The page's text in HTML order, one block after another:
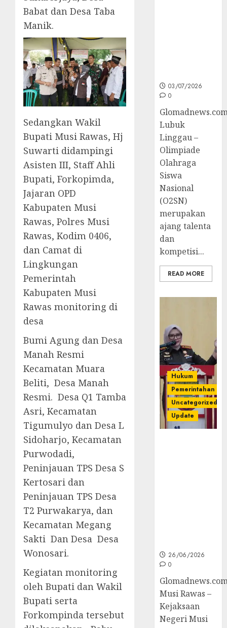
Babat dan Desa Taba
Manik.
Sedangkan Wakil
Bupati Musi Rawas, Hj
Suwarti didampingi
Asisten III, Staff Ahli
Bupati, Forkopimda,
Jajaran OPD
Kabupaten Musi
Rawas, Polres Musi
Rawas, Kodim 0406,
dan Camat di
Lingkungan
Pemerintah
Kabupaten Musi
Rawas monitoring di
desa
Bumi Agung dan Desa
Manah Resmi
Kecamatan Muara
Beliti, Desa Manah
Resmi. Desa Q1 Tamba
Asri, Kecamatan
Tigumulyo dan Desa L
Sidoharjo, Kecamatan
Purwodadi,
Peninjauan TPS Desa S
Kertosari dan
Peninjauan TPS Desa
T2 Purwakarya, dan
Kecamatan Megang
Sakti Dan Desa Desa
Wonosari.
Kegiatan monitoring
oleh Bupati dan Wakil
Bupati serta
Forkompinda tersebut
03/07/2026
0
Lubuk
Linggau –
Olimpiade
Olahraga
Siswa
Nasional
(O2SN)
merupakan
ajang talenta
dan
kompetisi...
READ MORE
Hukum
Pemerintahan
Uncategorized
Update
26/06/2026
0
Musi Rawas –
Kejaksaan
Negeri Musi